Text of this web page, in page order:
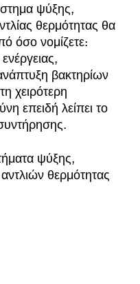
ψύξης,
θερμότητας θα
όσο νομίζετε:
βακτηρίων
χειρότερη
επειδή λείπει το
ψύξης,
θερμότητας